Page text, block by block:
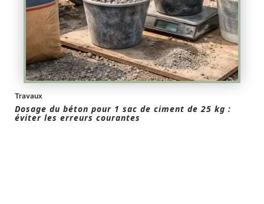
Travaux
Dosage du béton pour 1 sac de ciment de 25 kg :
éviter les erreurs courantes